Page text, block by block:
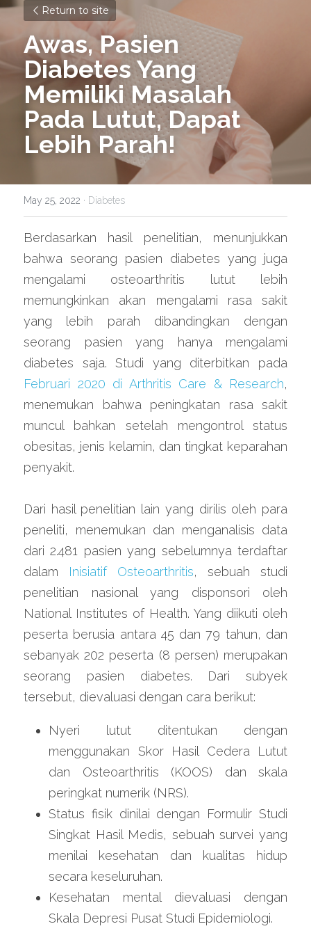
Return to site
Awas, Pasien
Diabetes Yang
Memiliki Masalah
Pada Lutut, Dapat
Lebih Parah!
May 25, 2022 · Diabetes
Berdasarkan hasil penelitian, menunjukkan
bahwa seorang pasien diabetes yang juga
mengalami osteoarthritis lutut lebih
memungkinkan akan mengalami rasa sakit
yang lebih parah dibandingkan dengan
seorang pasien yang hanya mengalami
Februari 2020 di Arthritis Care & Research,
menemukan bahwa peningkatan rasa sakit
muncul bahkan setelah mengontrol status
obesitas, jenis kelamin, dan tingkat keparahan
penyakit.
Dari hasil penelitian lain yang dirilis oleh para
peneliti, menemukan dan menganalisis data
dari 2.481 pasien yang sebelumnya terdaftar
dalam Inisiatif Osteoarthritis, sebuah studi
penelitian nasional yang disponsori oleh
National Institutes of Health. Yang diikuti oleh
peserta berusia antara 45 dan 79 tahun, dan
sebanyak 202 peserta (8 persen) merupakan
seorang pasien diabetes. Dari subyek
tersebut, dievaluasi dengan cara berikut:
Nyeri lutut ditentukan dengan
menggunakan Skor Hasil Cedera Lutut
dan Osteoarthritis (KOOS) dan skala
peringkat numerik (NRS).
Status fisik dinilai dengan Formulir Studi
Singkat Hasil Medis, sebuah survei yang
menilai kesehatan dan kualitas hidup
secara keseluruhan.
Kesehatan mental dievaluasi dengan
Skala Depresi Pusat Studi Epidemiologi.